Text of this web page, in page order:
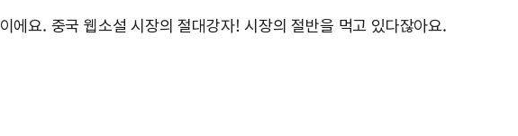
이에요. 중국 웹소설 시장의 절대강자! 시장의 절반을 먹고 있다잖아요.